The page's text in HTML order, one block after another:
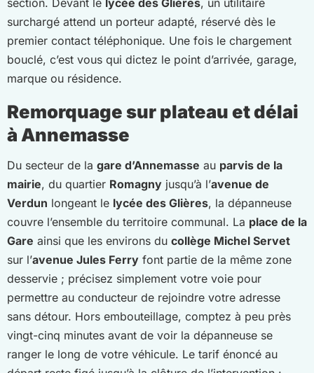
surchargé attend un porteur adapté, réservé dès le
premier contact téléphonique. Une fois le chargement
bouclé, c’est vous qui dictez le point d’arrivée, garage,
marque ou résidence.
Remorquage sur plateau et délai
à Annemasse
Du secteur de la gare d’Annemasse au parvis de la
mairie, du quartier Romagny jusqu’à l’avenue de
Verdun longeant le lycée des Glières, la dépanneuse
couvre l’ensemble du territoire communal. La place de la
Gare ainsi que les environs du collège Michel Servet
sur l’avenue Jules Ferry font partie de la même zone
desservie ; précisez simplement votre voie pour
permettre au conducteur de rejoindre votre adresse
sans détour. Hors embouteillage, comptez à peu près
vingt-cinq minutes avant de voir la dépanneuse se
ranger le long de votre véhicule. Le tarif énoncé au